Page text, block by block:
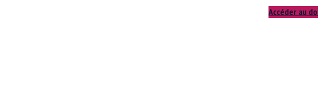
Accéder au